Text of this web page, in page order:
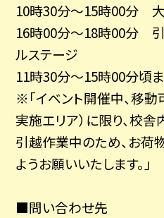
10時30分～15時00分 大
16時00分～18時00分 引
ルステージ
11時30分～15時00分頃
※「イベント開催中、移動
実施エリア）に限り、校
引越作業中のため、お荷
ようお願いいたします。」
■問い合わせ先